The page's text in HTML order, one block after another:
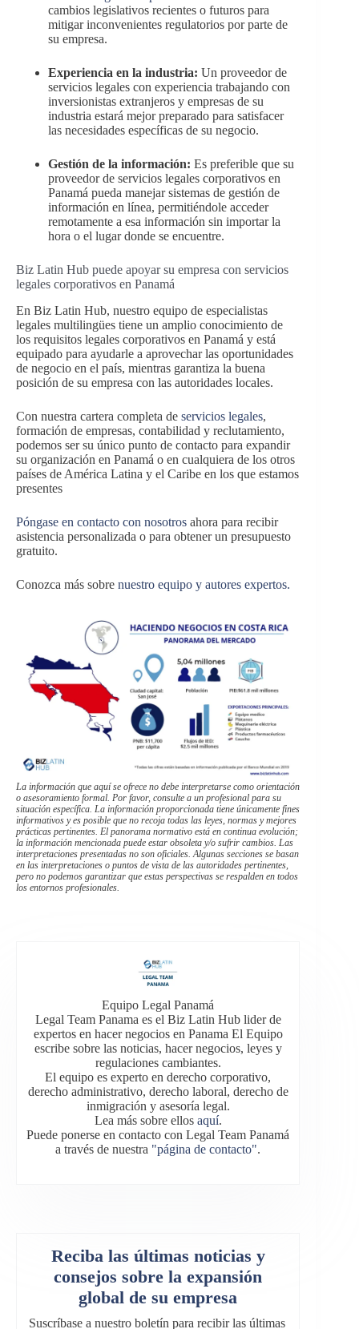
cambios legislativos recientes o futuros para
mitigar inconvenientes regulatorios por parte de
su empresa.
Experiencia en la industria: Un proveedor de
servicios legales con experiencia trabajando con
inversionistas extranjeros y empresas de su
industria estará mejor preparado para satisfacer
las necesidades específicas de su negocio.
Gestión de la información: Es preferible que su
proveedor de servicios legales corporativos en
Panamá pueda manejar sistemas de gestión de
información en línea, permitiéndole acceder
remotamente a esa información sin importar la
hora o el lugar donde se encuentre.
Biz Latin Hub puede apoyar su empresa con servicios
legales corporativos en Panamá
En Biz Latin Hub, nuestro equipo de especialistas
legales multilingües tiene un amplio conocimiento de
los requisitos legales corporativos en Panamá y está
equipado para ayudarle a aprovechar las oportunidades
de negocio en el país, mientras garantiza la buena
posición de su empresa con las autoridades locales.
Con nuestra cartera completa de servicios legales,
formación de empresas, contabilidad y reclutamiento,
podemos ser su único punto de contacto para expandir
su organización en Panamá o en cualquiera de los otros
países de América Latina y el Caribe en los que estamos
presentes
Póngase en contacto con nosotros ahora para recibir
asistencia personalizada o para obtener un presupuesto
gratuito.
Conozca más sobre nuestro equipo y autores expertos.
La información que aquí se ofrece no debe interpretarse como orientación
o asesoramiento formal. Por favor, consulte a un profesional para su
situación específica. La información proporcionada tiene únicamente fines
informativos y es posible que no recoja todas las leyes, normas y mejores
prácticas pertinentes. El panorama normativo está en continua evolución;
la información mencionada puede estar obsoleta y/o sufrir cambios. Las
interpretaciones presentadas no son oficiales. Algunas secciones se basan
en las interpretaciones o puntos de vista de las autoridades pertinentes,
pero no podemos garantizar que estas perspectivas se respalden en todos
los entornos profesionales.
Equipo Legal Panamá
Legal Team Panama es el Biz Latin Hub lider de
expertos en hacer negocios en Panama El Equipo
escribe sobre las noticias, hacer negocios, leyes y
regulaciones cambiantes.
El equipo es experto en derecho corporativo,
derecho administrativo, derecho laboral, derecho de
inmigración y asesoría legal.
Lea más sobre ellos aquí.
Puede ponerse en contacto con Legal Team Panamá
a través de nuestra "página de contacto".
Reciba las últimas noticias y
consejos sobre la expansión
global de su empresa
Suscríbase a nuestro boletín para recibir las últimas